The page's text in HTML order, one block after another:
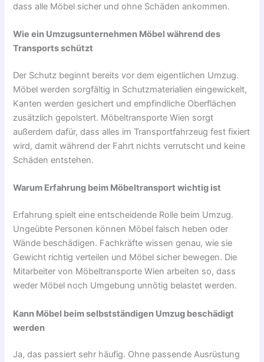
dass alle Möbel sicher und ohne Schäden ankommen.
Wie ein Umzugsunternehmen Möbel während des
Transports schützt
Der Schutz beginnt bereits vor dem eigentlichen Umzug.
Möbel werden sorgfältig in Schutzmaterialien eingewickelt,
Kanten werden gesichert und empfindliche Oberflächen
zusätzlich gepolstert. Möbeltransporte Wien sorgt
außerdem dafür, dass alles im Transportfahrzeug fest fixiert
wird, damit während der Fahrt nichts verrutscht und keine
Schäden entstehen.
Warum Erfahrung beim Möbeltransport wichtig ist
Erfahrung spielt eine entscheidende Rolle beim Umzug.
Ungeübte Personen können Möbel falsch heben oder
Wände beschädigen. Fachkräfte wissen genau, wie sie
Gewicht richtig verteilen und Möbel sicher bewegen. Die
Mitarbeiter von Möbeltransporte Wien arbeiten so, dass
weder Möbel noch Umgebung unnötig belastet werden.
Kann Möbel beim selbstständigen Umzug beschädigt
werden
Ja, das passiert sehr häufig. Ohne passende Ausrüstung